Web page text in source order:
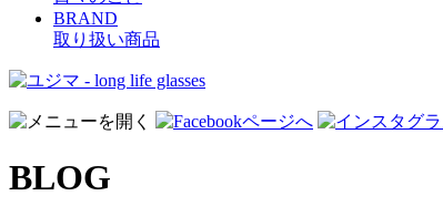
BRAND
取り扱い商品
コ
テ
ツ
へ
BLOG